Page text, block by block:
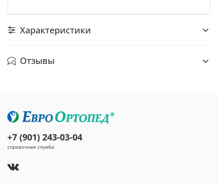
Характеристики
Отзывы
+7 (901) 243-03-04
справочная служба